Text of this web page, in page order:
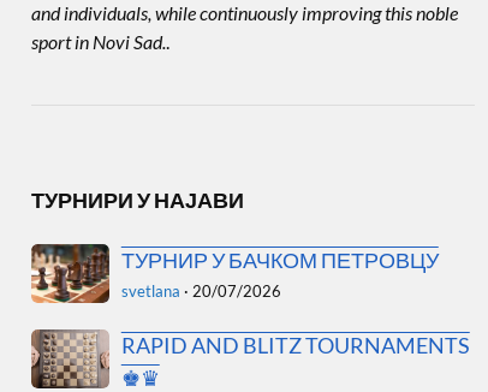
and individuals, while continuously improving this noble
sport in Novi Sad..
ТУРНИРИ У НАЈАВИ
ТУРНИР У БАЧКОМ ПЕТРОВЦУ
svetlana · 20/07/2026
RAPID AND BLITZ TOURNAMENTS
♚♛